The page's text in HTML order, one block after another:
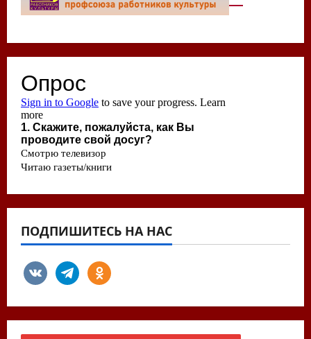
ПОДПИШИТЕСЬ НА НАС
vkontaktetelegramodnoklassniki